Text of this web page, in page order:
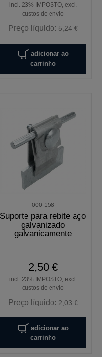
incl. 23% IMPOSTO, excl.
custos de envio
Preço líquido: 5,24 €
adicionar ao
carrinho
000-158
Suporte para rebite aço
galvanizado
galvanicamente
2,50 €
incl. 23% IMPOSTO, excl.
custos de envio
Preço líquido: 2,03 €
adicionar ao
carrinho